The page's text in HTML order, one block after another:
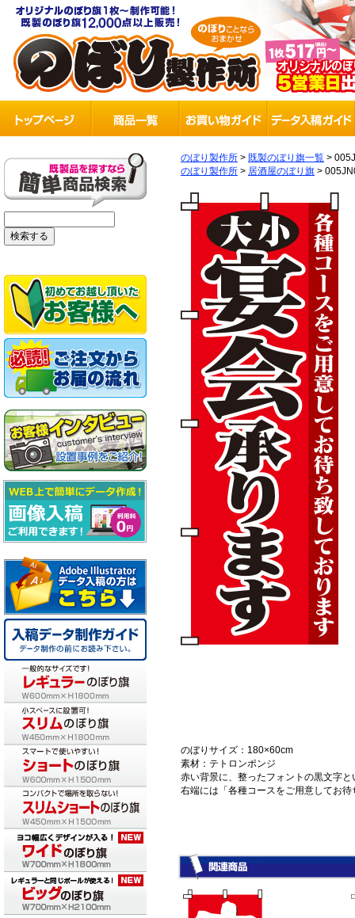
のぼり製作所 > 既製のぼり旗一覧 >
のぼり製作所 > 居酒屋のぼり旗 >
のぼりサイズ：180×60cm
素材：テトロンポンジ
赤い背景に、整ったフォントの黒文字
右端には「各種コースをご用意してお